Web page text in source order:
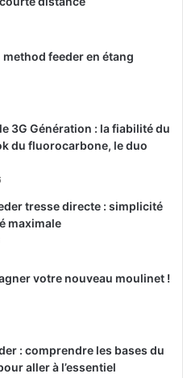
method feeder en étang
3G Génération : la fiabilité du
du fluorocarbone, le duo
tresse directe : simplicité
maximale
votre nouveau moulinet !
: comprendre les bases du
aller à l’essentiel